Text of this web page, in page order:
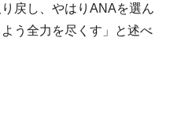
戻し、やはりANAを選ん
う全力を尽くす」と述べ